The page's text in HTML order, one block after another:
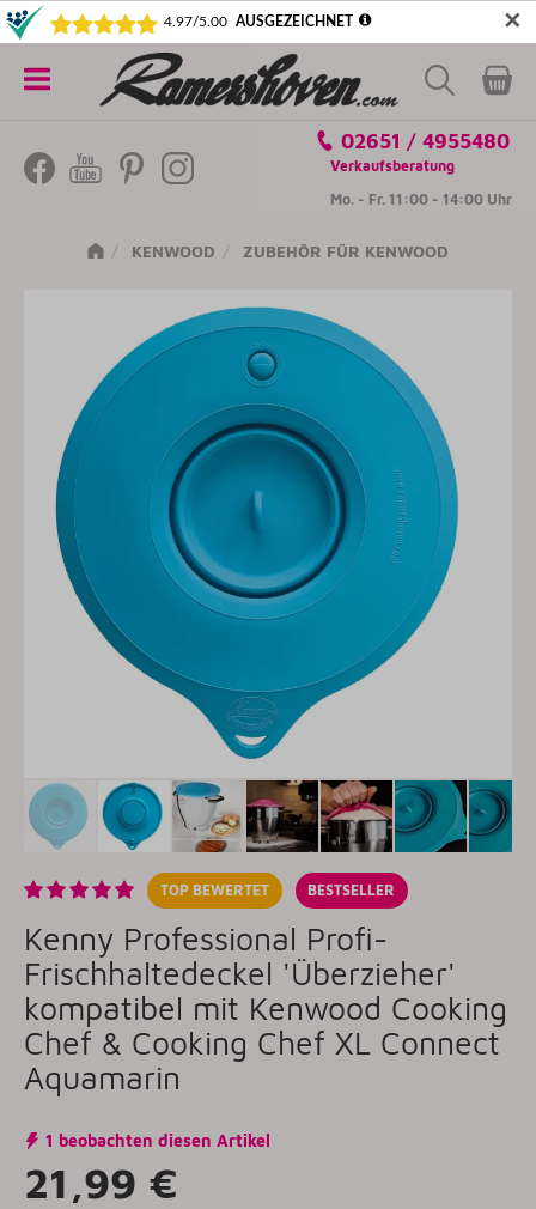
✕
5€ SICHERN! NEWSLETTER ABONNIEREN
Kategorien
02651 / 4955480
Verkaufsberatung
Mo. - Fr. 11:00 - 14:00 Uhr
KENWOOD ZUBEHÖR FÜR KENWOOD
TOP BEWERTET BESTSELLER
Kenny Professional Profi-
Frischhaltedeckel 'Überzieher'
kompatibel mit Kenwood Cooking
Chef & Cooking Chef XL Connect
Aquamarin
1 beobachten diesen Artikel
21,99 €